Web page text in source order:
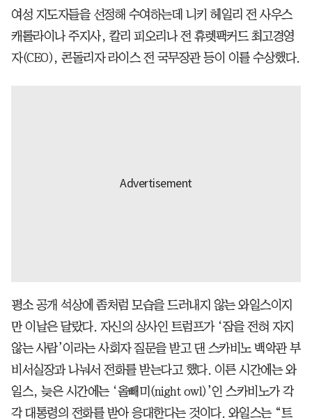
여성 지도자들을 선정해 수여하는데 니키 헤일리 전 사우스
캐롤라이나 주지사, 칼리 피오리나 전 휴렛팩커드 최고경영
자(CEO), 콘돌리자 라이스 전 국무장관 등이 이를 수상했다.
평소 공개 석상에 좀처럼 모습을 드러내지 않는 와일스이지
만 이날은 달랐다. 자신의 상사인 트럼프가 ‘잠을 전혀 자지
않는 사람’이라는 사회자 질문을 받고 댄 스카비노 백악관 부
비서실장과 나눠서 전화를 받는다고 했다. 이른 시간에는 와
일스, 늦은 시간에는 ‘올빼미(night owl)’인 스카비노가 각
각 대통령의 전화를 받아 응대한다는 것이다. 와일스는 “트